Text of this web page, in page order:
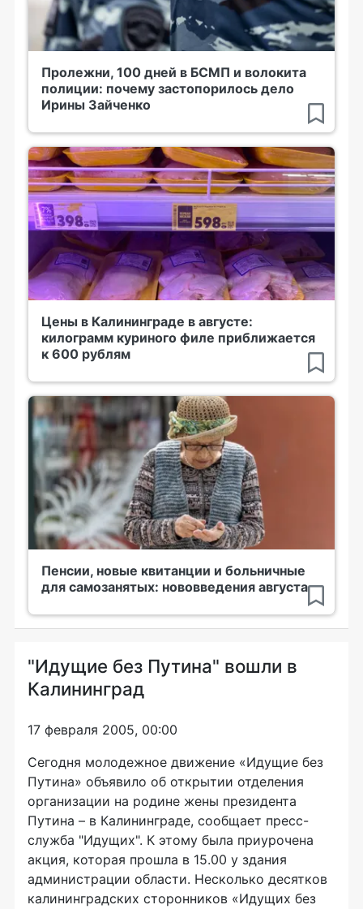
Пролежни, 100 дней в БСМП и волокита
полиции: почему застопорилось дело
Ирины Зайченко
Цены в Калининграде в августе:
килограмм куриного филе приближается
к 600 рублям
Пенсии, новые квитанции и больничные
для самозанятых: нововведения августа
"Идущие без Путина" вошли в
Калининград
17 февраля 2005, 00:00
Сегодня молодежное движение «Идущие без
Путина» объявило об открытии отделения
организации на родине жены президента
Путина – в Калининграде, сообщает пресс-
служба "Идущих". К этому была приурочена
акция, которая прошла в 15.00 у здания
администрации области. Несколько десятков
калининградских сторонников «Идущих без